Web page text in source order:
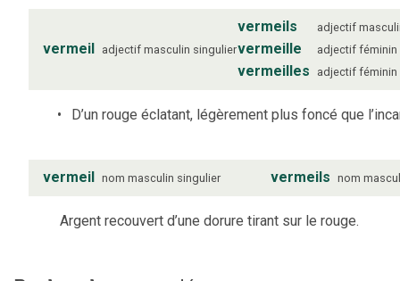
vermeil adjectif masculin singulier
vermeils adjectif
vermeille adjectif féminin
vermeilles adjectif féminin
D’un rouge éclatant, légèrement plus foncé que
vermeil nom masculin singulier vermeils nom
Argent recouvert d’une dorure tirant sur le rouge.